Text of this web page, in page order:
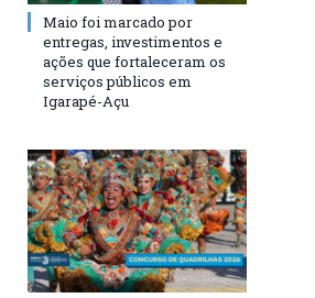
Maio foi marcado por
entregas, investimentos e
ações que fortaleceram os
serviços públicos em
Igarapé-Açu